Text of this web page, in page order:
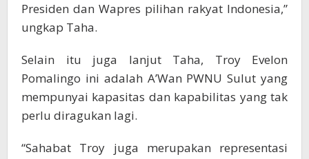
Presiden dan Wapres pilihan rakyat Indonesia,”
ungkap Taha.
Selain itu juga lanjut Taha, Troy Evelon
Pomalingo ini adalah A’Wan PWNU Sulut yang
mempunyai kapasitas dan kapabilitas yang tak
perlu diragukan lagi.
“Sahabat Troy juga merupakan representasi